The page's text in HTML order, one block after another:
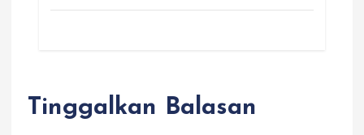
Tinggalkan Balasan